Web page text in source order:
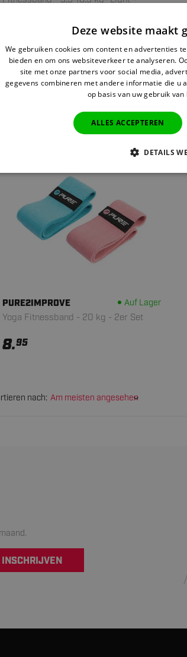
PURE2IMPROVE Auf Lager
Yoga Fitnessband - 20 kg - 2er Set
8.95
nach: Am meisten angesehen
INSCHRIJVEN
Deze website maakt
We gebruiken cookies om content en advertenties
bieden en om ons websiteverkeer te analyseren.
site met onze partners voor social media,
gegevens combineren met andere informatie die u
op basis van uw gebruik
ALLES ACCEPTEREN
DETAILS